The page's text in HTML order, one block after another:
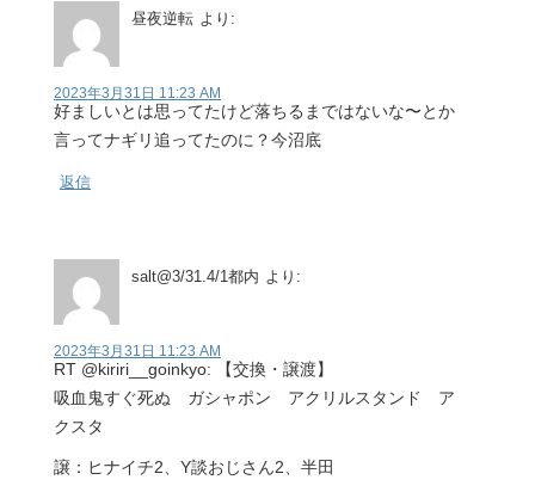
昼夜逆転 より:
2023年3月31日 11:23 AM
好ましいとは思ってたけど落ちるまではないな〜とか
言ってナギリ追ってたのに？今沼底
返信
salt@3/31.4/1都内 より:
2023年3月31日 11:23 AM
RT @kiriri__goinkyo: 【交換・譲渡】
吸血鬼すぐ死ぬ ガシャポン アクリルスタンド ア
クスタ
譲：ヒナイチ2、Y談おじさん2、半田